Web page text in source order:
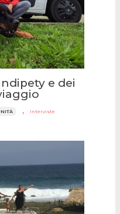
e dei
, Interviste